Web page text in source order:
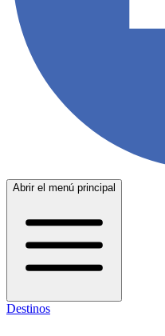
Abrir el menú principal
Destinos